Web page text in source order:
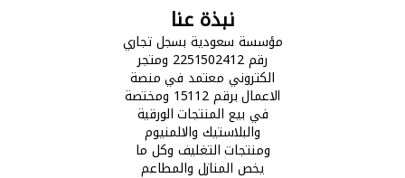
نبذة عنا
مؤسسة سعودية بسجل تجاري
رقم 2251502412 ومتجر
الكتروني معتمد في منصة
الاعمال برقم 15112 ومختصة
في بيع المنتجات الورقية
والبلاستيك والالمنيوم
ومنتجات التغليف وكل ما
يخص المنازل والمطاعم